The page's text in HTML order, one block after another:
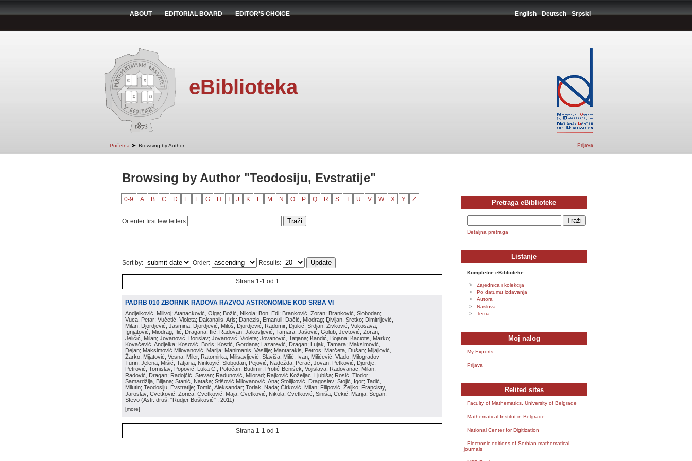
ABOUT EDITORIAL BOARD EDITOR'S CHOICE English Deutsch Srpski
eBiblioteka
Početna ➤ Browsing by Author Prijava
Browsing by Author "Teodosiju, Evstratije"
0-9 A B C D E F G H J K L M N O P Q R S T U V W X Y Z
Or enter first few letters:
Sort by: Order: Results:
Strana 1-1 od 1
PADRB 010 ZBORNIK RADOVA RAZVOJ ASTRONOMIJE KOD SRBA VI
Andjelković, Milivoj; Atanacković, Olga; Božić, Nikola; Bon, Edi; Branković, Zoran; Branković, Slobodan;
Vuca, Petar; Vučetić, Violeta; Dakanalis, Aris; Danezis, Emanuil; Dačić, Miodrag; Divljan, Sretko; Dimitrijević,
Milan; Djordjević, Jasmina; Djordjević, Miloš; Djordjević, Radomir; Djukić, Srdjan; Živković, Vukosava;
Ignjatović, Miodrag; Ilić, Dragana; Ilić, Radovan; Jakovljević, Tamara; Jašović, Golub; Jevtović, Zoran;
Jeličić, Milan; Jovanović, Borislav; Jovanović, Violeta; Jovanović, Tatjana; Kandić, Bojana; Kaciotis, Marko;
Kovačević, Andjelka; Kosović, Boris; Kostić, Gordana; Lazarević, Dragan; Lujak, Tamara; Maksimović,
Dejan; Maksimović Milovanović, Marija; Manimanis, Vasilije; Mantarakis, Petros; Marčeta, Dušan; Mijajlović,
Žarko; Mijatović, Vesna; Miler, Ratomirka; Milisavljević, Slaviša; Milić, Ivan; Milićević, Vlado; Milogradov -
Turin, Jelena; Mišić, Tatjana; Ninković, Slobodan; Pejović, Nadežda; Perać, Jovan; Petković, Djordje;
Petrović, Tomislav; Popović, Luka Č.; Potočan, Budimir; Protić-Benišek, Vojislava; Radovanac, Milan;
Radović, Dragan; Radojčić, Stevan; Radunović, Milorad; Rajković Koželjac, Ljubiša; Rosić, Tiodor;
Samardžija, Biljana; Stanić, Nataša; Stišović Milovanović, Ana; Stoiljković, Dragoslav; Stojić, Igor; Tadić,
Milutin; Teodosiju, Evstratije; Tomić, Aleksandar; Torlak, Nada; Ćirković, Milan; Filipović, Željko; Francisty,
Jaroslav; Cvetković, Zorica; Cvetković, Maja; Cvetković, Nikola; Cvetković, Siniša; Cekić, Marija; Šegan,
Stevo (Astr. druš. "Rudjer Bošković" , 2011)
[more]
Strana 1-1 od 1
Pretraga eBiblioteke
Detaljna pretraga
Listanje
Kompletne eBiblioteke
Zajednica i kolekcija
Po datumu izdavanja
Autora
Naslova
Tema
Moj nalog
My Exports
Prijava
Relited sites
Faculty of Mathematics, University of Belgrade
Mathematical Institut in Belgrade
National Center for Digitization
Electronic editions of Serbian mathematical
journals